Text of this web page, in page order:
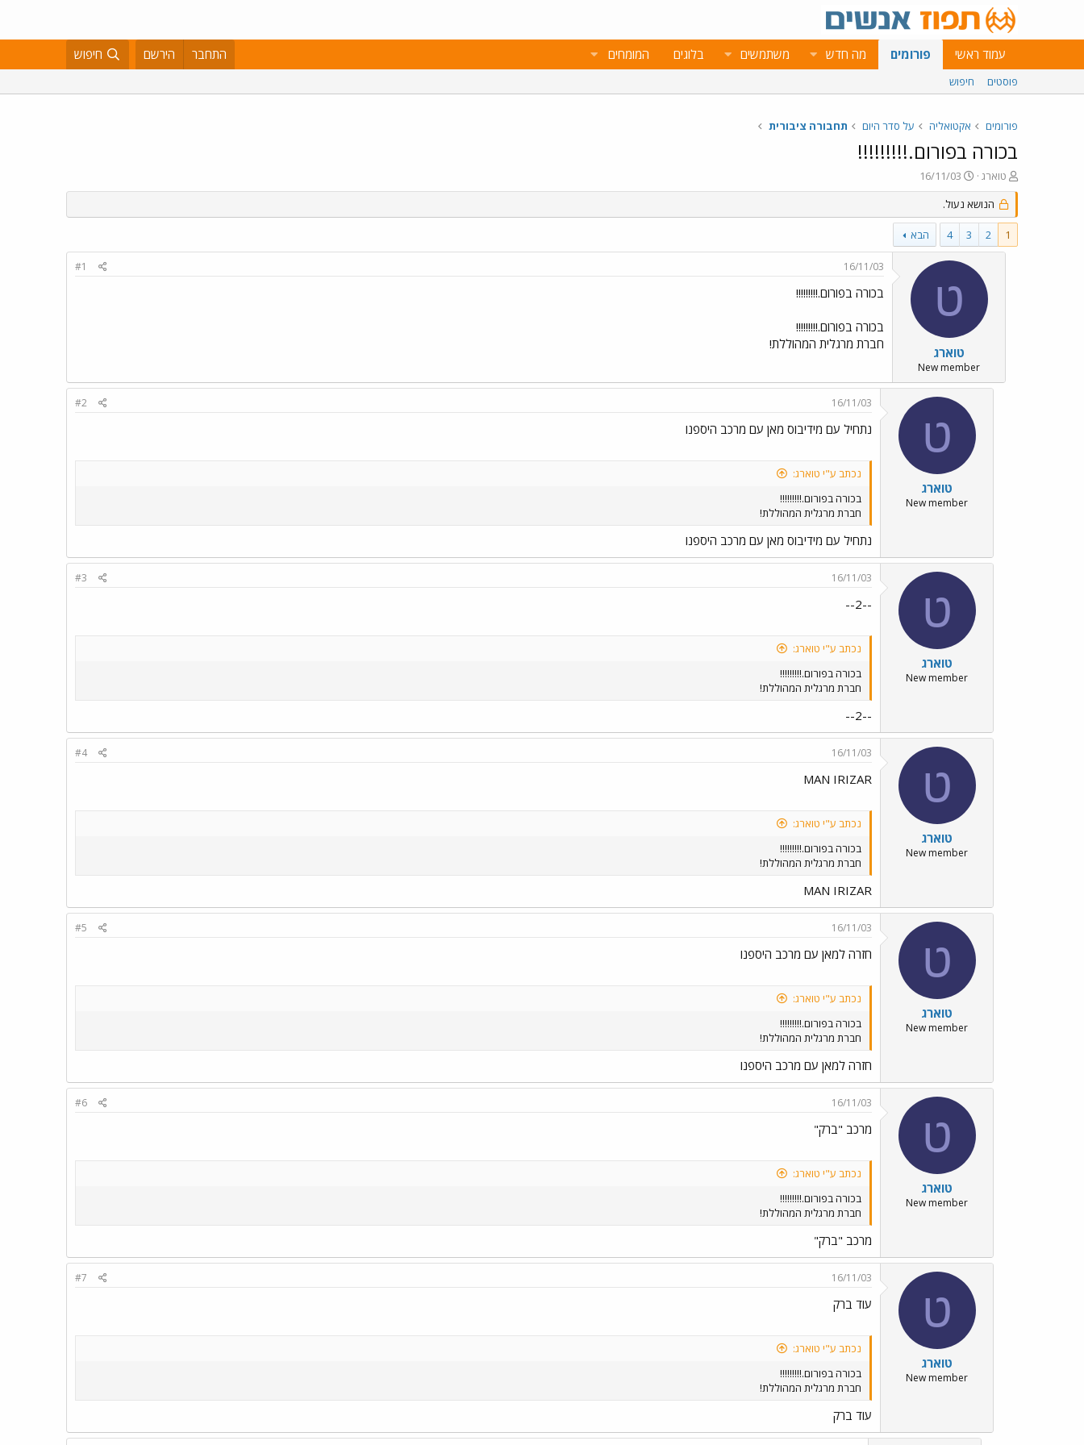
עמוד ראשי פורומים מה חדש משתמשים בלוגים המומחים התחבר הירשם חיפוש
פוסטים חיפוש
פורומים אקטואליה על סדר היום תחבורה ציבורית
בכורה בפורום.!!!!!!!!!
פ
ו
ת
ח
ה
נ
טוארג
פ
ו
ר
ס
ב
ת
ר
י
16/11/03
הנושא נעול.
1
2
3
4 הבא
ט
טוארג
New member
16/11/03
#1
בכורה בפורום.!!!!!!!!!
בכורה בפורום.!!!!!!!!!
חברת מרגלית המהוללת!
ט
טוארג
New member
16/11/03
#2
נתחיל עם מידיבוס מאן עם מרכב היספנו
נכתב ע"י טוארג:
בכורה בפורום.!!!!!!!!!
חברת מרגלית המהוללת!
נתחיל עם מידיבוס מאן עם מרכב היספנו
ט
טוארג
New member
16/11/03
#3
--2--
נכתב ע"י טוארג:
בכורה בפורום.!!!!!!!!!
חברת מרגלית המהוללת!
--2--
ט
טוארג
New member
16/11/03
#4
MAN IRIZAR
נכתב ע"י טוארג:
בכורה בפורום.!!!!!!!!!
חברת מרגלית המהוללת!
MAN IRIZAR
ט
טוארג
New member
16/11/03
#5
חזרה למאן עם מרכב היספנו
נכתב ע"י טוארג:
בכורה בפורום.!!!!!!!!!
חברת מרגלית המהוללת!
חזרה למאן עם מרכב היספנו
ט
טוארג
New member
16/11/03
#6
מרכב "ברק"
נכתב ע"י טוארג:
בכורה בפורום.!!!!!!!!!
חברת מרגלית המהוללת!
מרכב "ברק"
ט
טוארג
New member
16/11/03
#7
עוד ברק
נכתב ע"י טוארג:
בכורה בפורום.!!!!!!!!!
חברת מרגלית המהוללת!
עוד ברק